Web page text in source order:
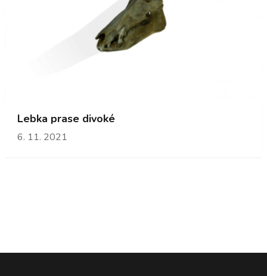
Lebka prase divoké
6. 11. 2021